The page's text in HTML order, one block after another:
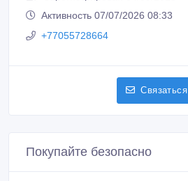
Активность 07/07/2026 08:33
+77055728664
Связаться
Покупайте безопасно